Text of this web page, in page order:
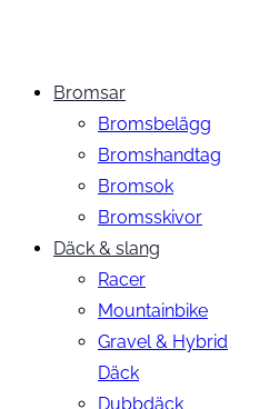
Bromsar
Bromsbelägg
Bromshandtag
Bromsok
Bromsskivor
Däck & slang
Racer
Mountainbike
Gravel & Hybrid
Däck
Dubbdäck